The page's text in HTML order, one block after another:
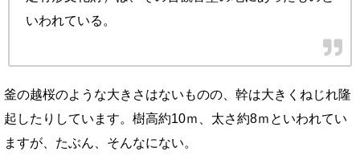
いわれている。
釜の越桜のような大きさはないものの、幹は大きくねじれ隆
起したりしています。樹高約10ｍ、太さ約8ｍといわれてい
ますが、たぶん、そんなにない。